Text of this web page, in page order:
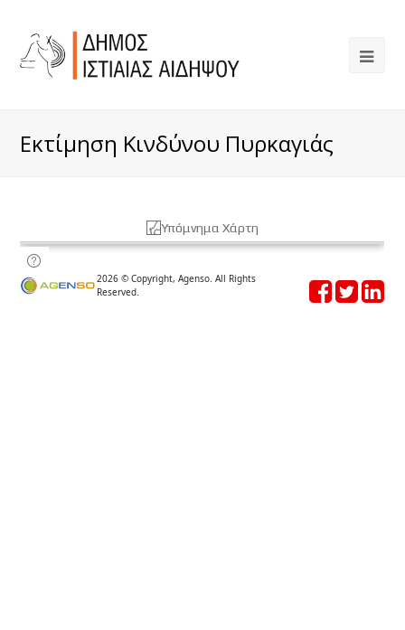
Εκτίμηση Κινδύνου Πυρκαγιάς